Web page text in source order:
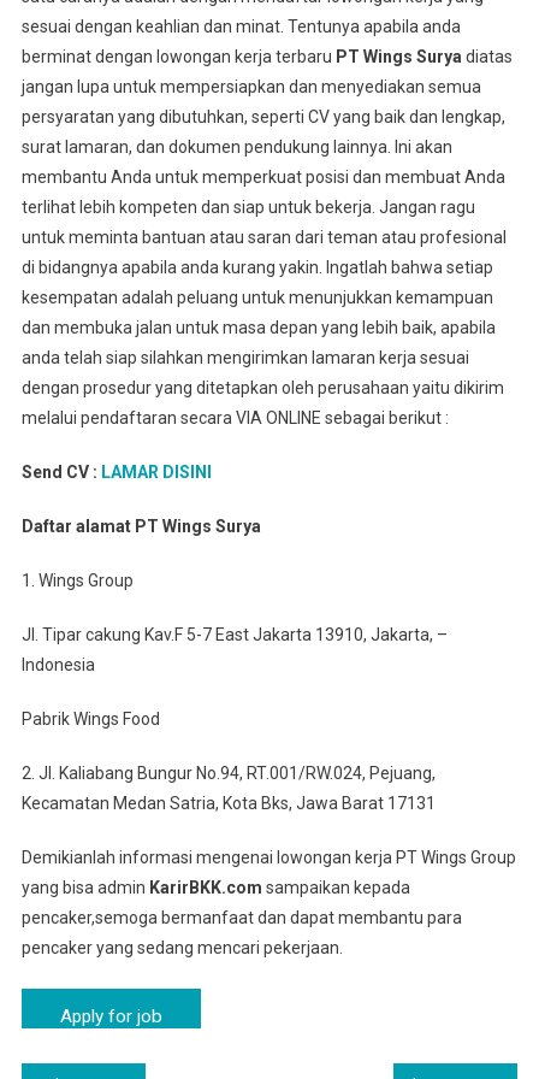
sesuai dengan keahlian dan minat. Tentunya apabila anda
berminat dengan lowongan kerja terbaru PT Wings Surya diatas
jangan lupa untuk mempersiapkan dan menyediakan semua
persyaratan yang dibutuhkan, seperti CV yang baik dan lengkap,
surat lamaran, dan dokumen pendukung lainnya. Ini akan
membantu Anda untuk memperkuat posisi dan membuat Anda
terlihat lebih kompeten dan siap untuk bekerja. Jangan ragu
untuk meminta bantuan atau saran dari teman atau profesional
di bidangnya apabila anda kurang yakin. Ingatlah bahwa setiap
kesempatan adalah peluang untuk menunjukkan kemampuan
dan membuka jalan untuk masa depan yang lebih baik, apabila
anda telah siap silahkan mengirimkan lamaran kerja sesuai
dengan prosedur yang ditetapkan oleh perusahaan yaitu dikirim
melalui pendaftaran secara VIA ONLINE sebagai berikut :
Send CV : LAMAR DISINI
Daftar alamat PT Wings Surya
1. Wings Group
Jl. Tipar cakung Kav.F 5-7 East Jakarta 13910, Jakarta, –
Indonesia
Pabrik Wings Food
2. Jl. Kaliabang Bungur No.94, RT.001/RW.024, Pejuang,
Kecamatan Medan Satria, Kota Bks, Jawa Barat 17131
Demikianlah informasi mengenai lowongan kerja PT Wings Group
yang bisa admin KarirBKK.com sampaikan kepada
pencaker,semoga bermanfaat dan dapat membantu para
pencaker yang sedang mencari pekerjaan.